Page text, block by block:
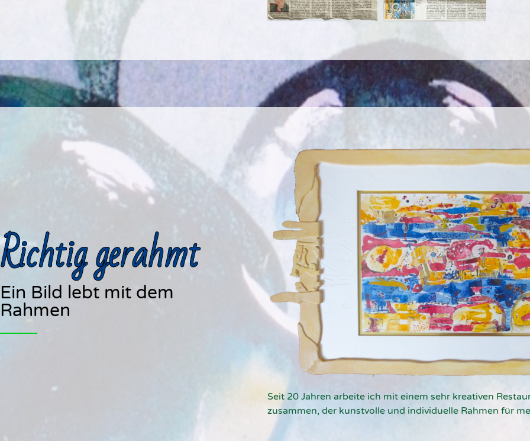
Richtig gerahmt
Ein Bild lebt mit dem
Rahmen
Seit 20 Jahren arbeite ich mit einem sehr kreativen
zusammen, der kunstvolle und individuelle Rahmen für